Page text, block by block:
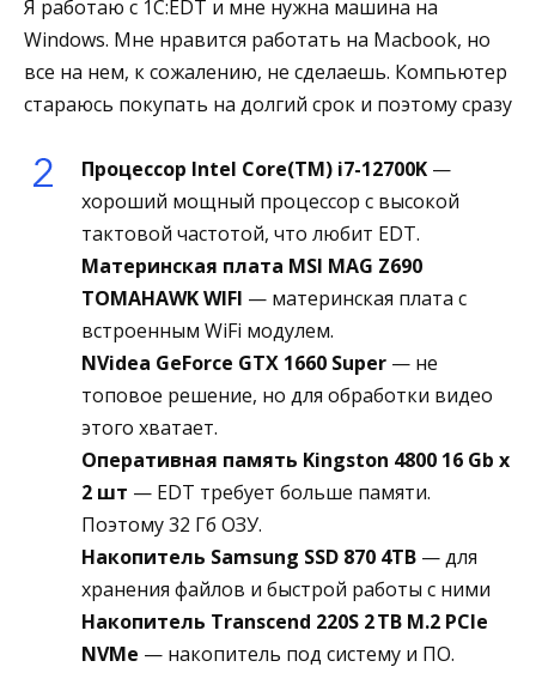
Я работаю с 1C:EDT и мне нужна машина на
Windows. Мне нравится работать на Macbook, но
все на нем, к сожалению, не сделаешь. Компьютер
стараюсь покупать на долгий срок и поэтому сразу
Процессор Intel Core(TM) i7-12700K —
хороший мощный процессор с высокой
тактовой частотой, что любит EDT.
Материнская плата MSI MAG Z690
TOMAHAWK WIFI — материнская плата с
встроенным WiFi модулем.
NVidea GeForce GTX 1660 Super — не
топовое решение, но для обработки видео
этого хватает.
Оперативная память Kingston 4800 16 Gb x
2 шт — EDT требует больше памяти.
Поэтому 32 Гб ОЗУ.
Накопитель Samsung SSD 870 4TB — для
хранения файлов и быстрой работы с ними
Накопитель Transcend 220S 2 TB M.2 PCIe
NVMe — накопитель под систему и ПО.